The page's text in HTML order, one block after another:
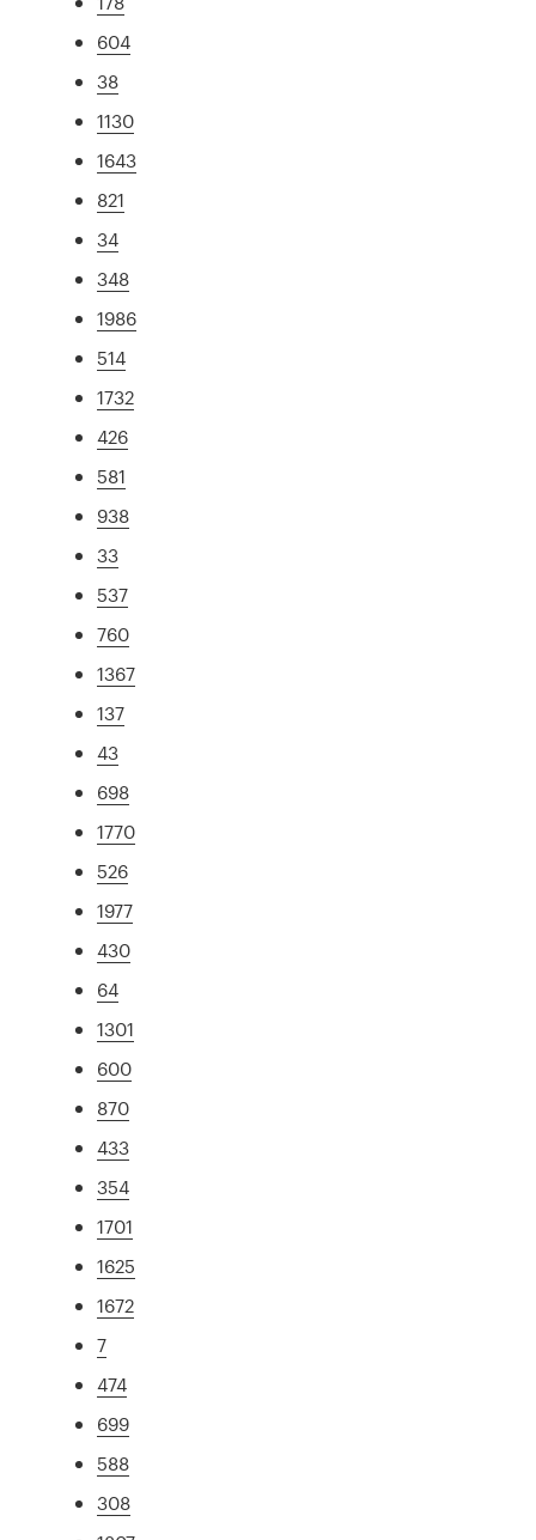
604
38
1130
1643
821
34
348
1986
514
1732
426
581
938
33
537
760
1367
137
43
698
1770
526
1977
430
64
1301
600
870
433
354
1701
1625
1672
7
474
699
588
308